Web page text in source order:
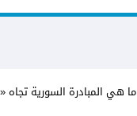
ما هي المبادرة السورية تجاه